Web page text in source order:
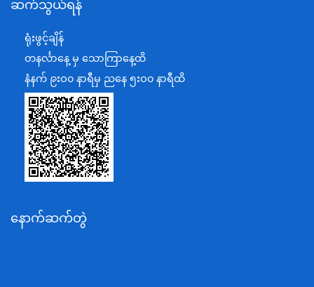
စီမံကိန်း၊ဘဏ္ဍာရေးနှင့်စက်မှုဝန်ကြီးဌာန
အပြည်ပြည်ဆိုင်ရာပူးပေါင်းဆောင်ရွက်ရေးဝန်ကြီးဌာန
ပြန်ကြားရေးဝန်ကြီးဌာန
သာသနာရေးနှင့် ယဉ်ကျေးမှုဝန်ကြီးဌာန
စိုက်ပျိုးရေး၊မွေးမြူရေးနှင့်ဆည်မြောင်းဝန်ကြီးဌာန
ပို့ဆောင်ရေးနှင့်ဆက်သွယ်ရေးဝန်ကြီးဌာန
သယံဇာတနှင့်ပတ်ဝန်းကျင်ထိန်းသိမ်းရေးဝန်ကြီးဌာန
အလုပ်သမား၊လူဝင်မှုကြီးကြပ်ရေးနှင့်ပြည်သူ့အင်အား
ဆက်သွယ်ရန်
ရုံးဖွင့်ချိန်
တနင်္လာနေ့ မှ သောကြာနေ့ထိ
နံနက် ၉းဝ၀ နာရီမှ ညနေ ၅းဝ၀ နာရီထိ
နောက်ဆက်တွဲ